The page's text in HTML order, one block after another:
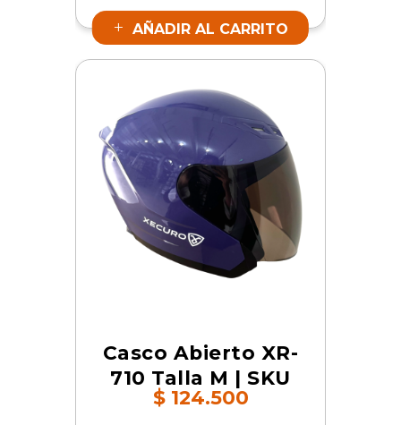
AÑADIR AL CARRITO
Casco Abierto XR-
710 Talla M | SKU
19060
$124.500